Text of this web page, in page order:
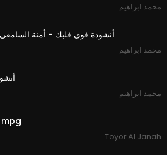
محمد ابراهيم
أنشودة قوي قلبك - أمنة
محمد ابراهيم
محمد ابراهيم
فتش في قلبك محمد بشار mpg
Toyor Al Janah